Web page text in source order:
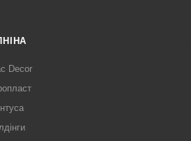
Decor